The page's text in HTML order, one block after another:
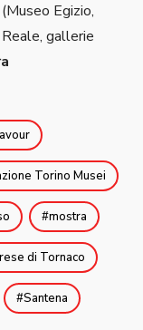
Egizio,
gallerie
Torino Musei
mostra
di Tornaco
Santena